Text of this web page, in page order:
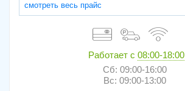
смотреть весь прайс
Работает с 08:00-18:00
Сб: 09:00-16:00
Вс: 09:00-13:00